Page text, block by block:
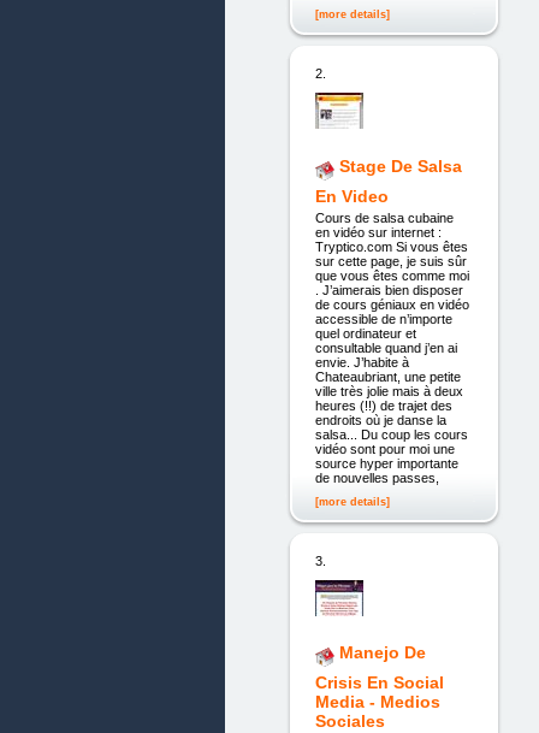
[more details]
2.
Stage De Salsa
En Video
Cours de salsa cubaine
en vidéo sur internet :
Tryptico.com Si vous êtes
sur cette page, je suis sûr
que vous êtes comme moi
. J’aimerais bien disposer
de cours géniaux en vidéo
accessible de n’importe
quel ordinateur et
consultable quand j’en ai
envie. J’habite à
Chateaubriant, une petite
ville très jolie mais à deux
heures (!!) de trajet des
endroits où je danse la
salsa... Du coup les cours
vidéo sont pour moi une
source hyper importante
de nouvelles passes,
[more details]
3.
Manejo De
Crisis En Social
Media - Medios
Sociales